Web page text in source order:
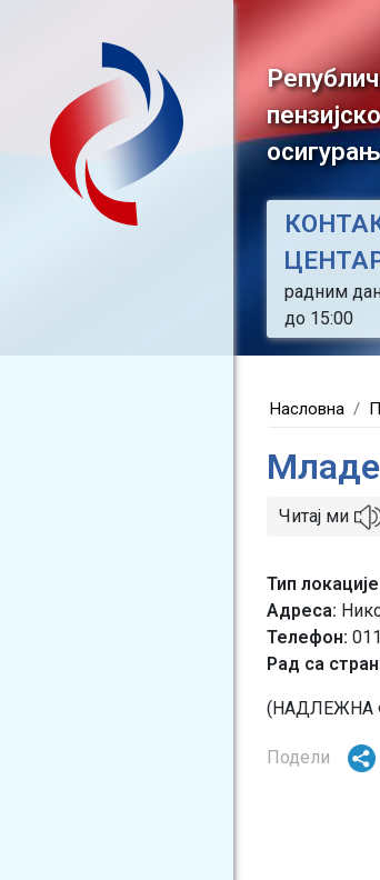
радним
до 15:00
Насловна
Читај ми
Тип локације
Адреса
Телефон
Рад са
(НАДЛЕЖНА
Подели